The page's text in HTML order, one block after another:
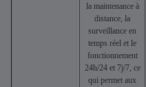
la maintenance à
distance, la
surveillance en
temps réel et le
fonctionnement
24h/24 et 7j/7, ce
qui permet aux